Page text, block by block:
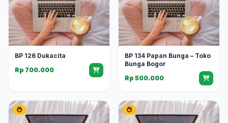
BP 126 Dukacita
Rp 700.000
BP 134 Papan Bunga – Toko
Bunga Bogor
Rp 500.000